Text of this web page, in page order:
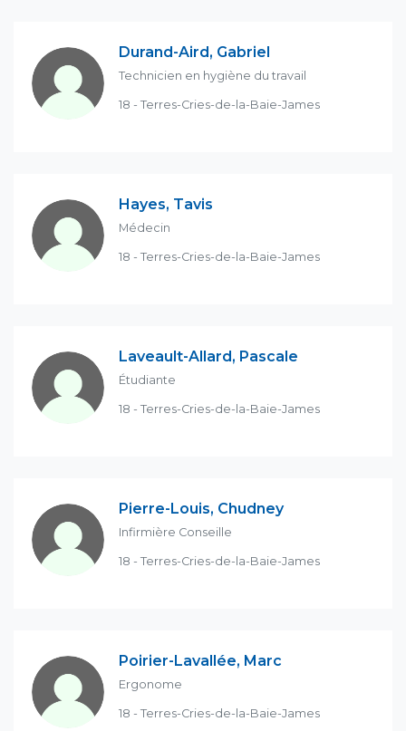
Durand-Aird, Gabriel
Technicien en hygiène du travail
18 - Terres-Cries-de-la-Baie-James
Hayes, Tavis
Médecin
18 - Terres-Cries-de-la-Baie-James
Laveault-Allard, Pascale
Étudiante
18 - Terres-Cries-de-la-Baie-James
Pierre-Louis, Chudney
Infirmière Conseille
18 - Terres-Cries-de-la-Baie-James
Poirier-Lavallée, Marc
Ergonome
18 - Terres-Cries-de-la-Baie-James